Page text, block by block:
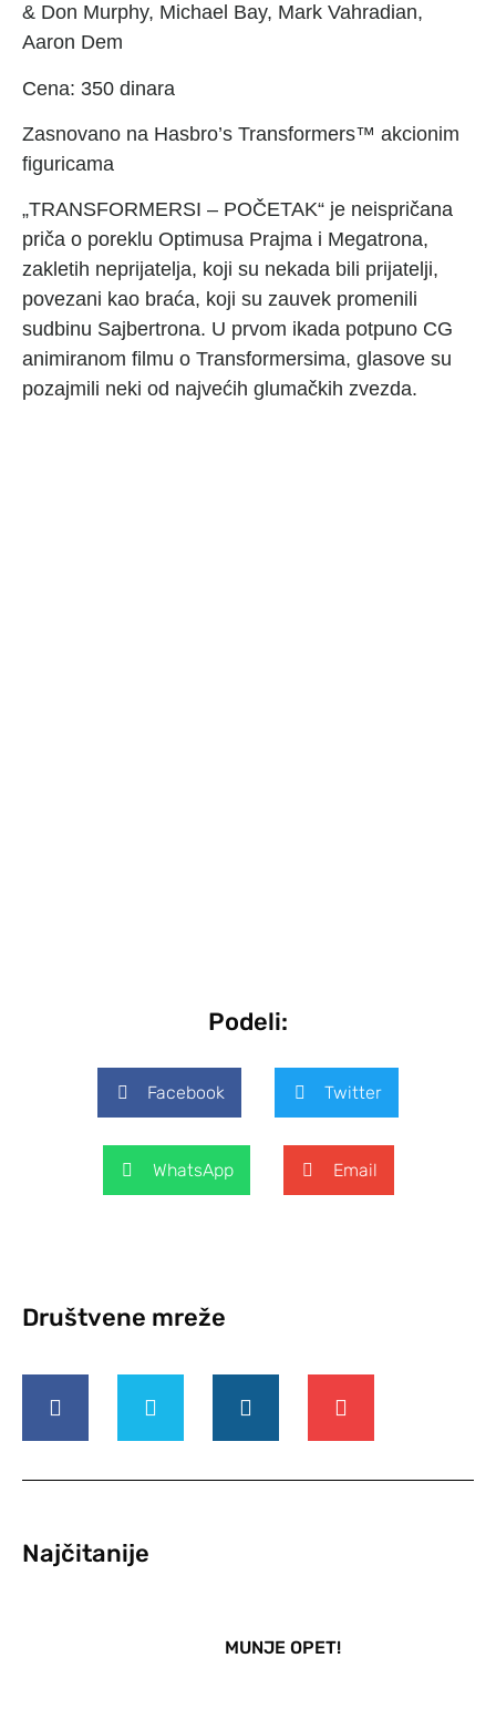
& Don Murphy, Michael Bay, Mark Vahradian,
Aaron Dem
Cena: 350 dinara
Zasnovano na Hasbro’s Transformers™ akcionim
figuricama
„TRANSFORMERSI – POČETAK“ je neispričana
priča o poreklu Optimusa Prajma i Megatrona,
zakletih neprijatelja, koji su nekada bili prijatelji,
povezani kao braća, koji su zauvek promenili
sudbinu Sajbertrona. U prvom ikada potpuno CG
animiranom filmu o Transformersima, glasove su
pozajmili neki od najvećih glumačkih zvezda.
Podeli:
Facebook Twitter
WhatsApp Email
Društvene mreže
Najčitanije
MUNJE OPET!